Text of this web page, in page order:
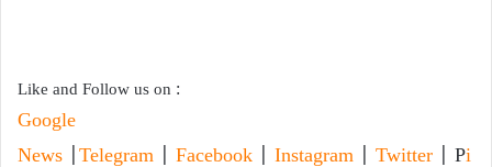
Like and Follow us on :
Google
News
Telegram Facebook Instagram Twitter | Pi